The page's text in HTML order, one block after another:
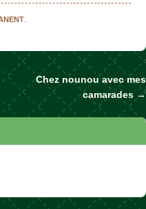
Chez nounou avec mes
camarades →